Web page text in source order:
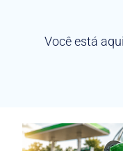
Você está